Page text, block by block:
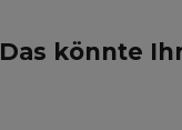
Das könnte